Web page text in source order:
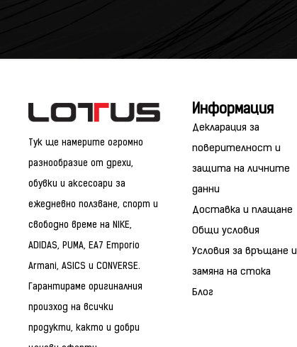
Тук ще намерите огромно
разнообразие от дрехи,
обувки и аксесоари за
ежедневно ползване, спорт и
свободно време на NIKE,
ADIDAS, PUMA, EA7 Emporio
Armani, ASICS и CONVERSE.
Гарантираме оригиналния
произход на всички
продукти, както и добри
Информация
Декларация за
поверителност и
защита на личните
данни
Доставка и плащане
Общи условия
Условия за връщане и
замяна на стока
Блог